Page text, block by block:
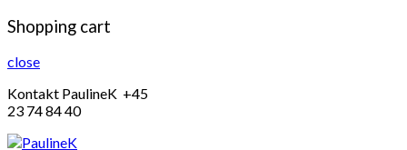
Shopping cart
close
Kontakt PaulineK +45
23 74 84 40